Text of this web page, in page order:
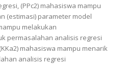
(PPc2) mahasiswa mampu
(estimasi) parameter model
melakukan
permasalahan analisis regresi
mahasiswa mampu menarik
analisis regresi